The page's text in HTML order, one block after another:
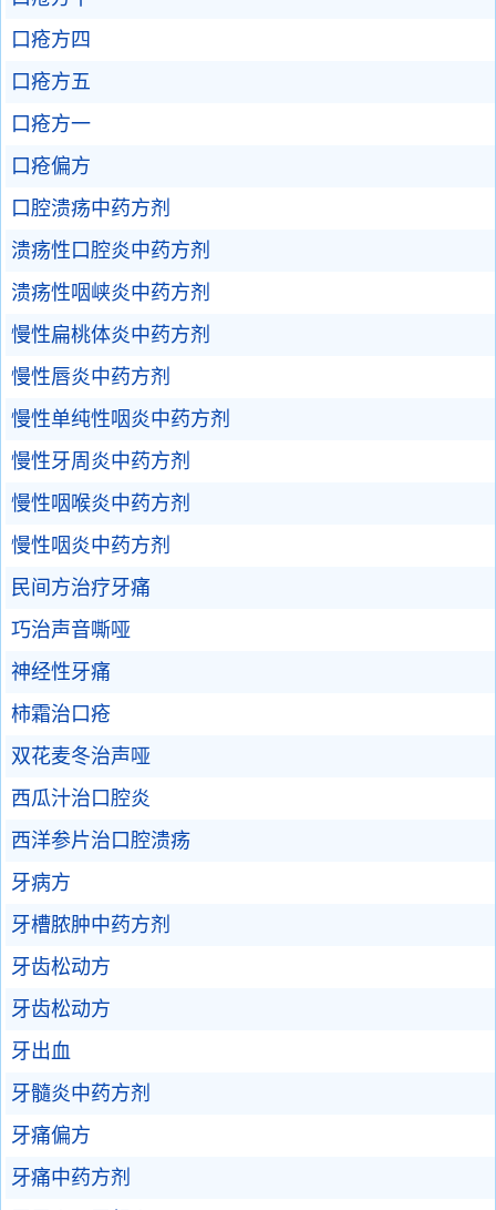
口疮方四
口疮方五
口疮方一
口疮偏方
口腔溃疡中药方剂
溃疡性口腔炎中药方剂
溃疡性咽峡炎中药方剂
慢性扁桃体炎中药方剂
慢性唇炎中药方剂
慢性单纯性咽炎中药方剂
慢性牙周炎中药方剂
慢性咽喉炎中药方剂
慢性咽炎中药方剂
民间方治疗牙痛
巧治声音嘶哑
神经性牙痛
柿霜治口疮
双花麦冬治声哑
西瓜汁治口腔炎
西洋参片治口腔溃疡
牙病方
牙槽脓肿中药方剂
牙齿松动方
牙齿松动方
牙出血
牙髓炎中药方剂
牙痛偏方
牙痛中药方剂